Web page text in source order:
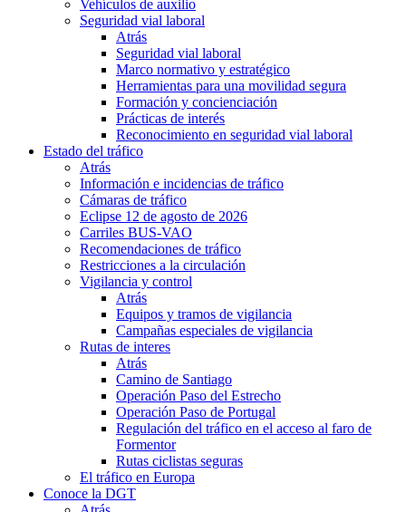
Vehículos de auxilio
Seguridad vial laboral
Atrás
Seguridad vial laboral
Marco normativo y estratégico
Herramientas para una movilidad segura
Formación y concienciación
Prácticas de interés
Reconocimiento en seguridad vial laboral
Estado del tráfico
Atrás
Información e incidencias de tráfico
Cámaras de tráfico
Eclipse 12 de agosto de 2026
Carriles BUS-VAO
Recomendaciones de tráfico
Restricciones a la circulación
Vigilancia y control
Atrás
Equipos y tramos de vigilancia
Campañas especiales de vigilancia
Rutas de interes
Atrás
Camino de Santiago
Operación Paso del Estrecho
Operación Paso de Portugal
Regulación del tráfico en el acceso al faro de
Formentor
Rutas ciclistas seguras
El tráfico en Europa
Conoce la DGT